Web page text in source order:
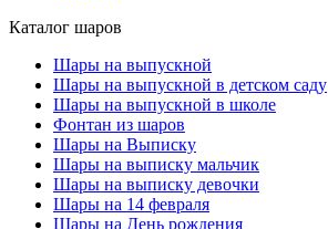
Каталог шаров
Шары на выпускной
Шары на выпускной в детском саду
Шары на выпускной в школе
Фонтан из шаров
Шары на Выписку
Шары на выписку мальчик
Шары на выписку девочки
Шары на 14 февраля
Шары на День рождения